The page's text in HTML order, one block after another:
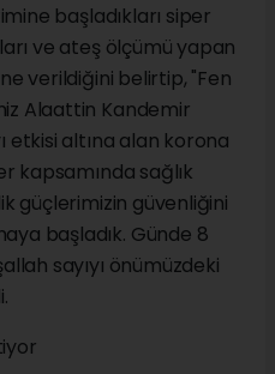
başladıkları siper
ve ateş ölçümü yapan
verildiğini belirtip, "Fen
Alaattin Kandemir
etkisi altına alan korona
kapsamında sağlık
güçlerimizin güvenliğini
başladık. Günde 8
sayıyı önümüzdeki